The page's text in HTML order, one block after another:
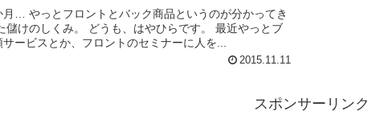
かってき
ービスとか、フロントのセミナーに人を...
2015.11.11
スポンサーリンク